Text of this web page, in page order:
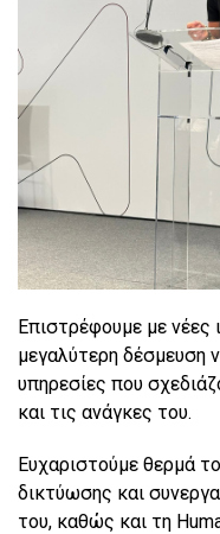
Επιστρέφουμε με νέες
μεγαλύτερη δέσμευση
υπηρεσίες που
και τις ανάγκες του.
Ευχαριστούμε θερμά
δικτύωσης και
του, καθώς και τη